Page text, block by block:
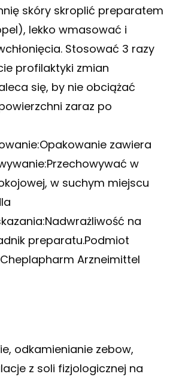
skóry skroplić preparatem
lekko wmasować i
Stosować 3 razy
profilaktyki zmian
się, by nie obciążać
zaraz po
zawiera
w
w suchym miejscu
na
preparatu.Podmiot
Arzneimittel
odkamienianie zebow,
z soli fizjologicznej na